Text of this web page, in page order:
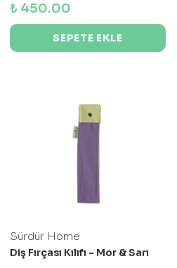
₺ 450.00
SEPETE EKLE
Sürdür Home
Diş Fırçası Kılıfı - Mor & Sarı